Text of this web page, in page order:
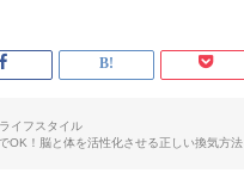
イフスタイル
OK！脳と体を活性化させる正しい換気方法